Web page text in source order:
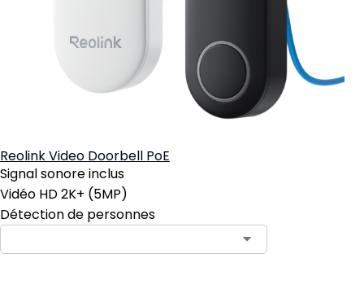
Reolink Video Doorbell PoE
Signal sonore inclus
Vidéo HD 2K+ (5MP)
Détection de personnes